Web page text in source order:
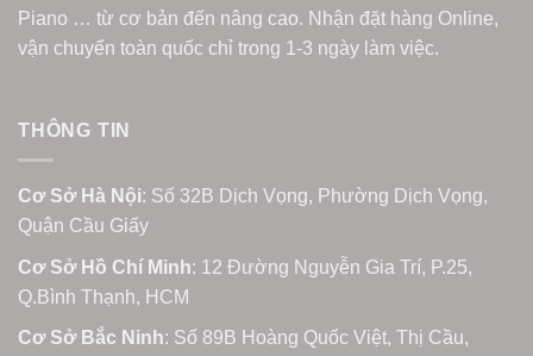
Piano … từ cơ bản đến nâng cao. Nhận đặt hàng Online,
vận chuyển toàn quốc chỉ trong 1-3 ngày làm việc.
THÔNG TIN
Cơ Sở Hà Nội: Số 32B Dịch Vọng, Phường Dịch Vọng,
Quận Cầu Giấy
Cơ Sở Hồ Chí Minh: 12 Đường Nguyễn Gia Trí, P.25,
Q.Bình Thạnh, HCM
Cơ Sở Bắc Ninh: Số 89B Hoàng Quốc Việt, Thị Cầu,